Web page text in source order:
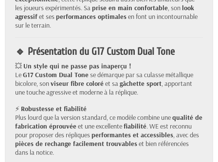
les joueurs expérimentés. Saprise en main confortable, sonlook
agressifet sesperformances optimalesen font un incontournable
sur le terrain.
🔹 Présentation du G17 Custom Dual Tone
💥 Un style qui ne passe pas inaperçu !
LeG17 Custom Dual Tonese démarque par sa culasse métallique
bicolore, sonviseur fibre coloréet sagâchette sport, apportant
une touche agressive et moderne à la réplique.
⚡ Robustesse et fiabilité
Plus lourd que la version standard, ce modèle combine unequalité de
fabrication éprouvéeet une excellentefiabilité. WE est reconnu
pour proposer des répliquesperformantes et accessibles, avec des
pièces de rechange facilement trouvableset bien référencées
dans la notice.